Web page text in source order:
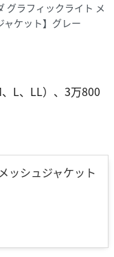
グラフィックライト メ
ャケット】グレー
L、LL）、3万800
ッシュジャケット